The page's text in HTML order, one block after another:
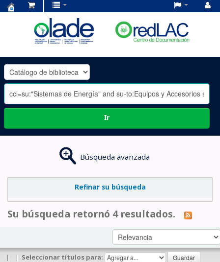
OLADE
-
Ir
Búsqueda avanzada
Refinar su búsqueda
Su búsqueda retornó 4 resultados.
| | Seleccionar títulos para: